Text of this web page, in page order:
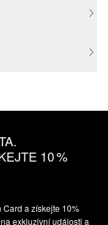
10 %
Card a získejte 10%
exkluzivní události a